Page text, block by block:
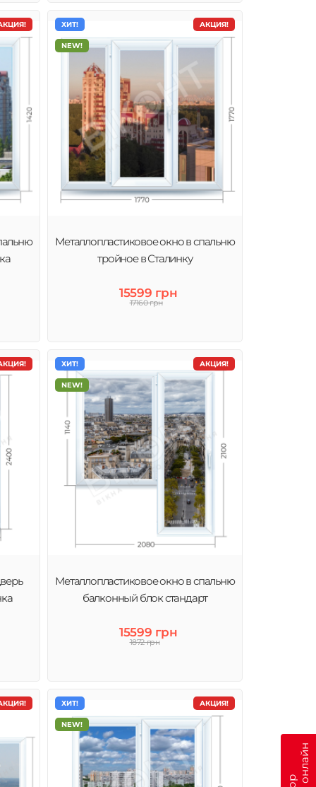
АКЦИЯ!
ХИТ!
NEW!
Металлопластиковое окно в спальню
тройное в Сталинку
15599 грн
17160 грн
АКЦИЯ!
ХИТ!
NEW!
Металлопластиковое окно в спальню
балконный блок стандарт
15599 грн
1872 грн
АКЦИЯ!
ХИТ!
NEW!